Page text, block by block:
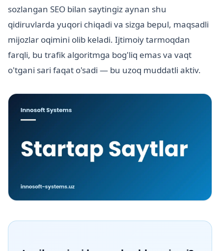
sozlangan SEO bilan saytingiz aynan shu
qidiruvlarda yuqori chiqadi va sizga bepul, maqsadli
mijozlar oqimini olib keladi. Ijtimoiy tarmoqdan
farqli, bu trafik algoritmga bog'liq emas va vaqt
o'tgani sari faqat o'sadi — bu uzoq muddatli aktiv.